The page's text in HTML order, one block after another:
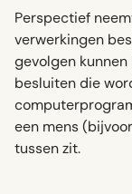
Perspectief
verwerkingen
gevolgen
besluiten die
een mens
tussen zit.